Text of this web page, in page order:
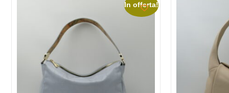
In offerta!